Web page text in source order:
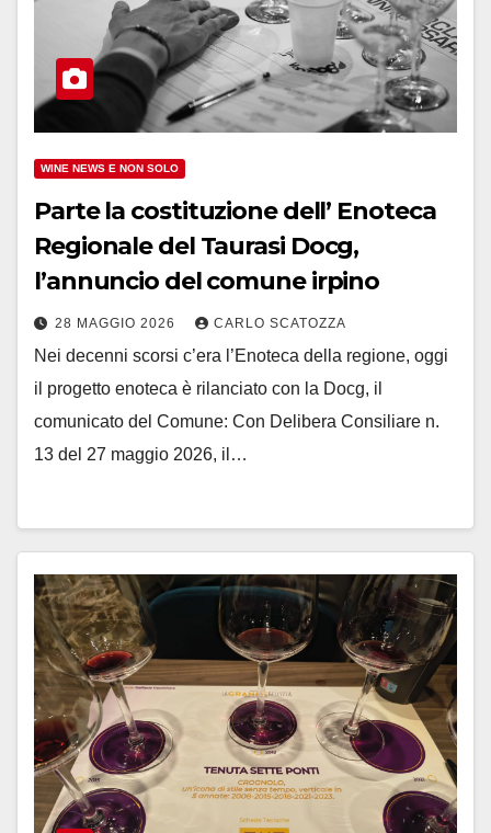
WINE NEWS E NON SOLO
Parte la costituzione dell’ Enoteca
Regionale del Taurasi Docg,
l’annuncio del comune irpino
28 MAGGIO 2026 CARLO SCATOZZA
Nei decenni scorsi c’era l’Enoteca della regione, oggi
il progetto enoteca è rilanciato con la Docg, il
comunicato del Comune: Con Delibera Consiliare n.
13 del 27 maggio 2026, il…